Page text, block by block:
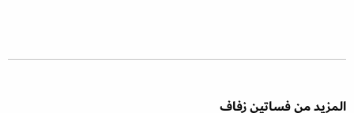
المزيد من فساتين زفاف